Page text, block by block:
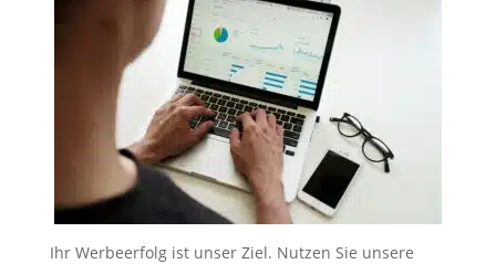
Ihr Werbeerfolg ist unser Ziel. Nutzen Sie unsere